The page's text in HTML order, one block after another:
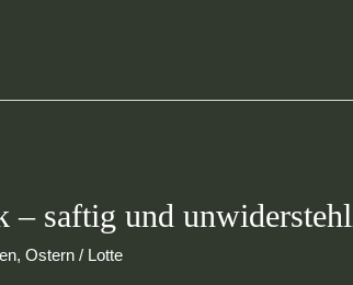
– saftig und
, Ostern / Lotte